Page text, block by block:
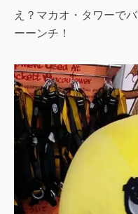
え？マカオ・タワーで
ーーンチ！